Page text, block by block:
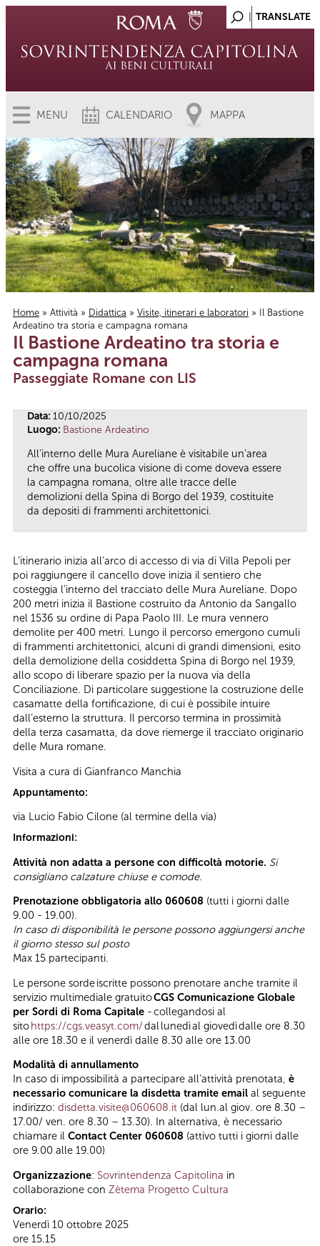
MENU CALENDARIO MAPPA
Tu sei qui
Home » Attività » Didattica » Visite, itinerari e laboratori » Il Bastione
Ardeatino tra storia e campagna romana
Il Bastione Ardeatino tra storia e
campagna romana
Passeggiate Romane con LIS
Data: 10/10/2025
Luogo: Bastione Ardeatino
All’interno delle Mura Aureliane è visitabile un’area
che offre una bucolica visione di come doveva essere
la campagna romana, oltre alle tracce delle
demolizioni della Spina di Borgo del 1939, costituite
da depositi di frammenti architettonici.
L’itinerario inizia all’arco di accesso di via di Villa Pepoli per
poi raggiungere il cancello dove inizia il sentiero che
costeggia l’interno del tracciato delle Mura Aureliane. Dopo
200 metri inizia il Bastione costruito da Antonio da Sangallo
nel 1536 su ordine di Papa Paolo III. Le mura vennero
demolite per 400 metri. Lungo il percorso emergono cumuli
di frammenti architettonici, alcuni di grandi dimensioni, esito
della demolizione della cosiddetta Spina di Borgo nel 1939,
allo scopo di liberare spazio per la nuova via della
Conciliazione. Di particolare suggestione la costruzione delle
casamatte della fortificazione, di cui è possibile intuire
dall’esterno la struttura. Il percorso termina in prossimità
della terza casamatta, da dove riemerge il tracciato originario
delle Mura romane.
Visita a cura di Gianfranco Manchia
Appuntamento:
via Lucio Fabio Cilone (al termine della via)
Informazioni:
Attività non adatta a persone con difficoltà motorie. Si
consigliano calzature chiuse e comode.
Prenotazione obbligatoria allo 060608 (tutti i giorni dalle
9.00 - 19.00).
In caso di disponibilità le persone possono aggiungersi anche
il giorno stesso sul posto
Max 15 partecipanti.
Le persone sorde iscritte possono prenotare anche tramite il
servizio multimediale gratuitoCGS Comunicazione Globale
per Sordi di Roma Capitale - collegandosi al
sitohttps://cgs.veasyt.com/dal lunedì al giovedì dalle ore 8.30
alle ore 18.30 e il venerdì dalle 8.30 alle ore 13.00
Modalità di annullamento
In caso di impossibilità a partecipare all’attività prenotata, è
necessario comunicare la disdetta tramite email al seguente
indirizzo: disdetta.visite@060608.it (dal lun.al giov. ore 8.30 –
17.00/ ven. ore 8.30 – 13.30). In alternativa, è necessario
chiamare il Contact Center 060608 (attivo tutti i giorni dalle
ore 9.00 alle 19.00)
Organizzazione: Sovrintendenza Capitolina in
collaborazione con Zètema Progetto Cultura
Orario:
Venerdì 10 ottobre 2025
ore 15.15